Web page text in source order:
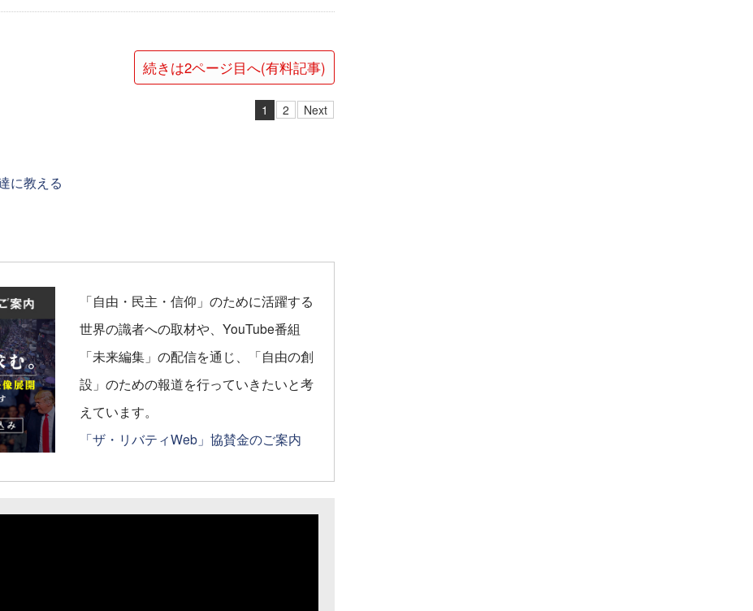
続きは2ページ目へ(有料記事)
1 2 Next
に教える
「自由・民主・信仰」のために活躍する
世界の識者への取材や、YouTube番組
「未来編集」の配信を通じ、「自由の創
設」のための報道を行っていきたいと考
えています。
「ザ・リバティWeb」協賛金のご案内